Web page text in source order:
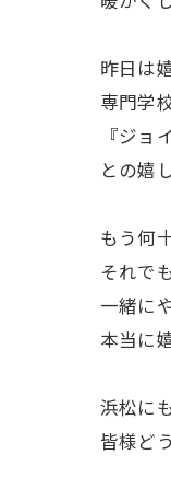
昨日は
専門学
『ジョ
との嬉
もう何
それで
一緒に
本当に
浜松に
皆様ど